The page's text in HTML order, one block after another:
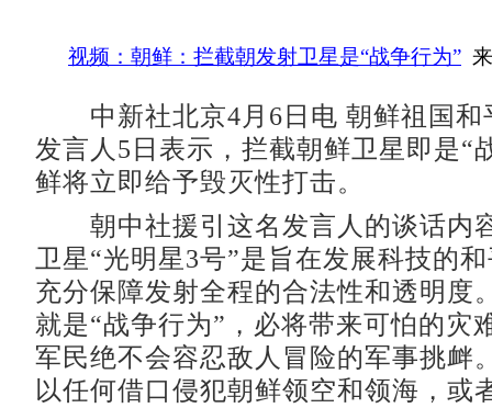
视频：朝鲜：拦截朝发射卫星是“战争行为”来
中新社北京4月6日电 朝鲜祖国和
发言人5日表示，拦截朝鲜卫星即是“
鲜将立即给予毁灭性打击。
朝中社援引这名发言人的谈话内
卫星“光明星3号”是旨在发展科技的
充分保障发射全程的合法性和透明度
就是“战争行为”，必将带来可怕的灾
军民绝不会容忍敌人冒险的军事挑衅
以任何借口侵犯朝鲜领空和领海，或